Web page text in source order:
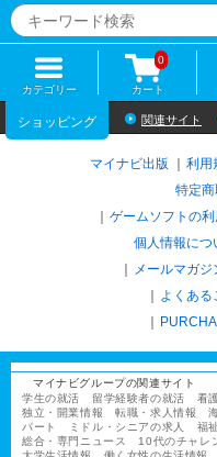
カテゴリー カート
0
ショッピング 関連サイト
マイナビ出版 利用
特定
ゲームソフトの
個人情報につ
メールマガジ
よくある
マイナビグループの関連サイト
学生の就活
留学経験者の就活 看
独立・開業情報
転職・求人情報
パート
ミドル・シニアの求人 福
総合・専門ニュース
10代のチャレ